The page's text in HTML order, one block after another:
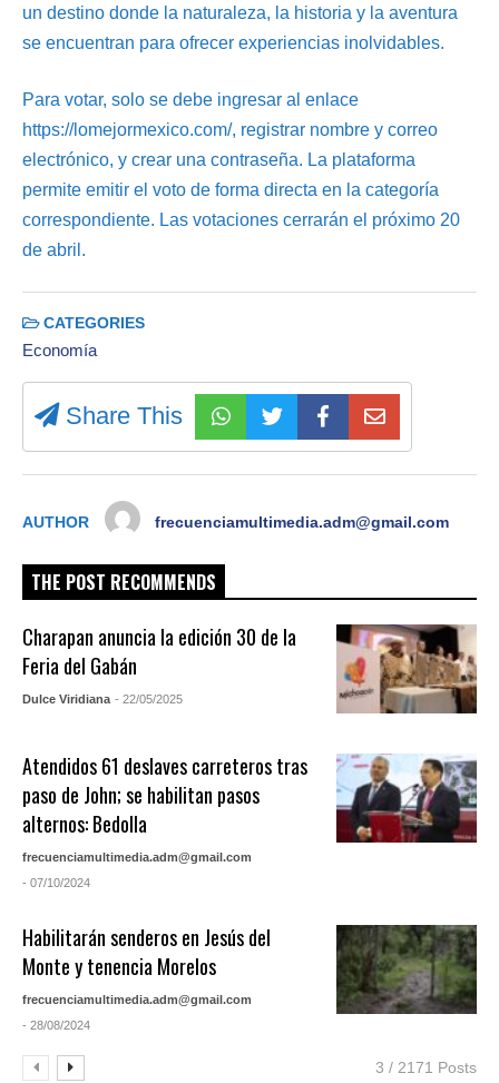
un destino donde la naturaleza, la historia y la aventura
se encuentran para ofrecer experiencias inolvidables.
Para votar, solo se debe ingresar al enlace
https://lomejormexico.com/, registrar nombre y correo
electrónico, y crear una contraseña. La plataforma
permite emitir el voto de forma directa en la categoría
correspondiente. Las votaciones cerrarán el próximo 20
de abril.
CATEGORIES
Economía
Share This
AUTHOR frecuenciamultimedia.adm@gmail.com
THE POST RECOMMENDS
Charapan anuncia la edición 30 de la
Feria del Gabán
Dulce Viridiana - 22/05/2025
Atendidos 61 deslaves carreteros tras
paso de John; se habilitan pasos
alternos: Bedolla
frecuenciamultimedia.adm@gmail.com
- 07/10/2024
Habilitarán senderos en Jesús del
Monte y tenencia Morelos
frecuenciamultimedia.adm@gmail.com
- 28/08/2024
3 / 2171 Posts